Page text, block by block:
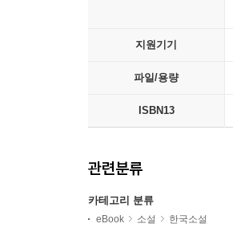
지원기기
파일/용량
ISBN13
관련분류
카테고리 분류
eBook 소설 한국소설